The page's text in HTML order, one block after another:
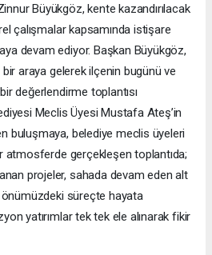
Büyükgöz, kente kazandırılacak
çalışmalar kapsamında istişare
devam ediyor. Başkan Büyükgöz,
araya gelerek ilçenin bugünü ve
değerlendirme toplantısı
Meclis Üyesi Mustafa Ateş’in
buluşmaya, belediye meclis üyeleri
atmosferde gerçekleşen toplantıda;
projeler, sahada devam eden alt
önümüzdeki süreçte hayata
yatırımlar tek tek ele alınarak fikir